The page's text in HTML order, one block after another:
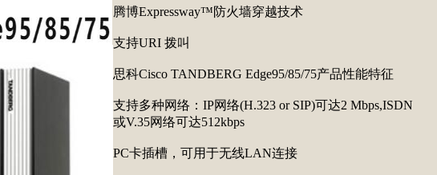
腾博Expressway™防火墙穿越技术
支持URI 拨叫
思科Cisco TANDBERG Edge95/85/75产品性能特征
支持多种网络：IP网络(H.323 or SIP)可达2 Mbps,ISDN
或V.35网络可达512kbps
PC卡插槽，可用于无线LAN连接